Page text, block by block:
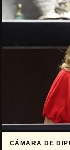
CÁMARA DE